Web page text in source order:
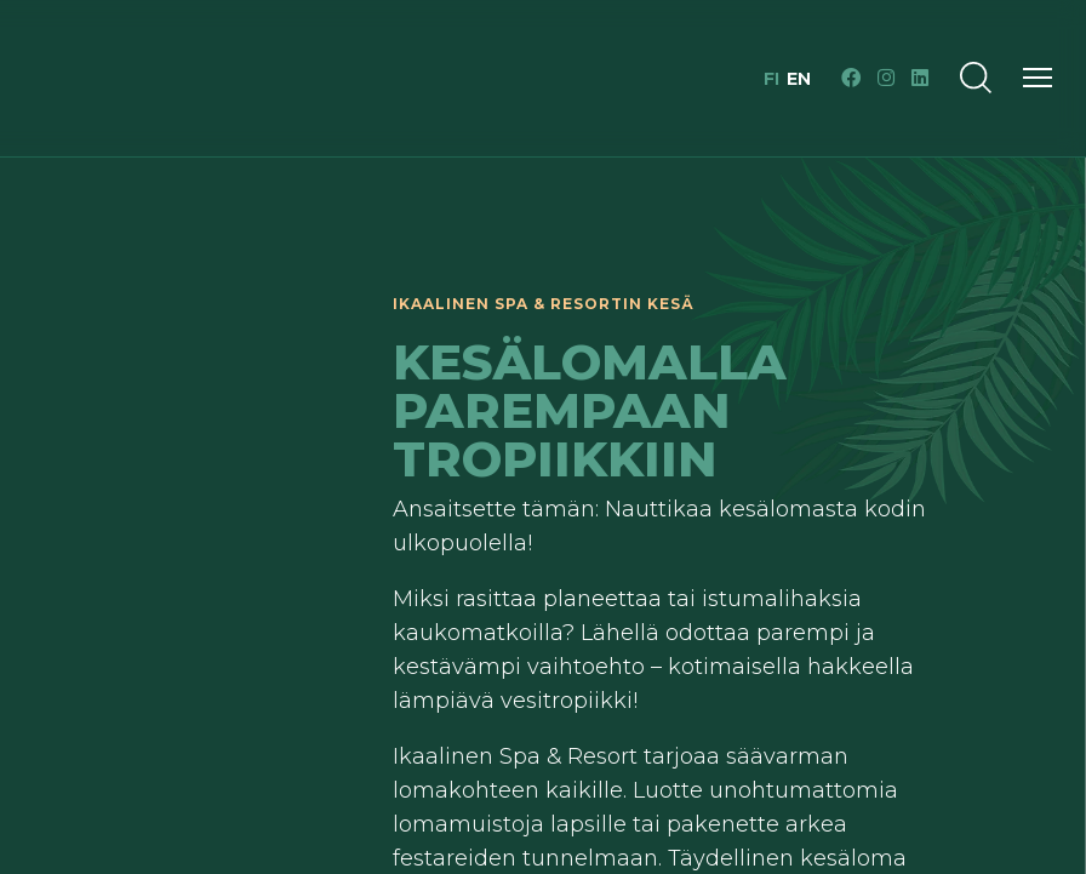
FI EN
KESÄLOMALLA
PAREMPAAN
TROPIIKKIIN
Ansaitsette tämän: Nauttikaa kesälomasta kodin
ulkopuolella!
Miksi rasittaa planeettaa tai istumalihaksia
kaukomatkoilla? Lähellä odottaa parempi ja
kestävämpi vaihtoehto – kotimaisella hakkeella
lämpiävä vesitropiikki!
Ikaalinen Spa & Resort tarjoaa säävarman
lomakohteen kaikille. Luotte unohtumattomia
lomamuistoja lapsille tai pakenette arkea
festareiden tunnelmaan. Täydellinen kesäloma